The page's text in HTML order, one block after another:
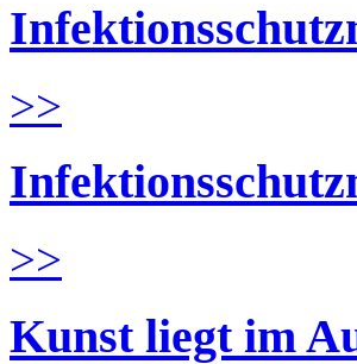
>>
>>
Kunst liegt im